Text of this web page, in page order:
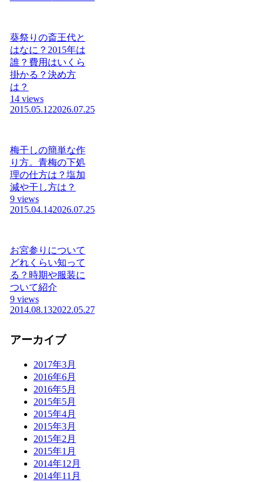
葵祭りの斎王代と
はなに？2015年は
誰？費用はいくら
掛かる？決め方
は？
14 views
2015.05.122026.07.25
梅干しの簡単な作
り方。青梅の下処
理の仕方は？塩加
減や干し方は？
9 views
2015.04.142026.07.25
お宮参りについて
どれくらい知って
る？時期や服装に
ついて紹介
9 views
2014.08.132022.05.27
アーカイブ
2017年3月
2016年6月
2016年5月
2015年5月
2015年4月
2015年3月
2015年2月
2015年1月
2014年12月
2014年11月